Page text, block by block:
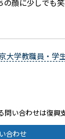
顔に少しでも
大学教職員・学
問い合わせは復興
合わせ